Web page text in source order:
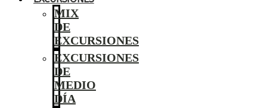
MIX
DE
EXCURSIONES
EXCURSIONES
DE
MEDIO
DÍA